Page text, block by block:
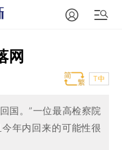
网
T中
国。”一位最高检察院
年内回来的可能性很